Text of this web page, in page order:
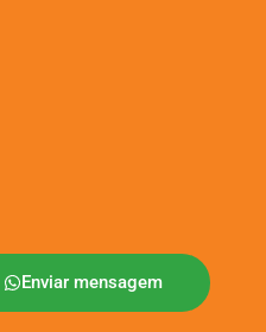
Enviar mensagem